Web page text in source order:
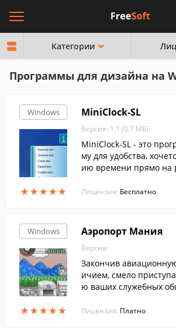
Категории
Программы для дизайна на
Windows
★★★★★
★★★★★
MiniClock-SL
Версия: 1.1 (0.7 МБ)
MiniClock-SL - это
му для удобства,
ию времени прямо на
Лицензия: Бесплатно
Windows
★★★★★
★★★★★
Аэропорт Мания
Версия:
Закончив
ичием, смело
ю ваших служебных
ьшом аэропорту
а взлетом и посадкой
Лицензия: Платно